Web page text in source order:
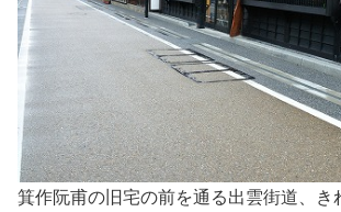
箕作阮甫の旧宅の前を通る出雲街道、き